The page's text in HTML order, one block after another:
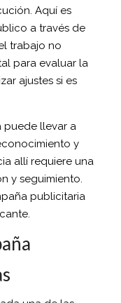
Aquí es
a través de
trabajo no
para evaluar la
ajustes si es
puede llevar a
y
allí requiere una
y seguimiento.
publicitaria